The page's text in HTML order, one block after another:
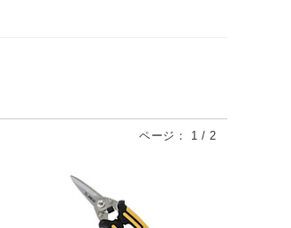
ページ： 1 / 2